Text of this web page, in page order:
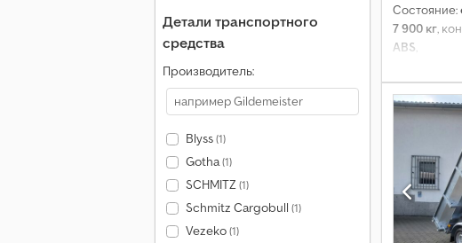
Детали транспортного
средства
Производитель:
Blyss(1)
Gotha(1)
SCHMITZ(1)
Schmitz Cargobull (1)
Vezeko(1)
Состояние:
7 900 кг,
ABS,